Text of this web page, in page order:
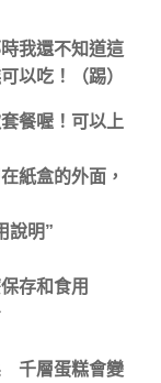
我還不知道這
以吃！（踢）
餐喔！可以上
紙盒的外面，
說明”
存和食用
千層蛋糕會變